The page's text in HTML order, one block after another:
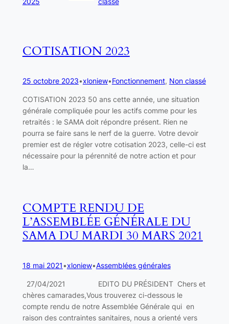
COTISATION 2023
25 octobre 2023•xloniew•Fonctionnement, Non classé
COTISATION 2023 50 ans cette année, une situation
générale compliquée pour les actifs comme pour les
retraités : le SAMA doit répondre présent. Rien ne
pourra se faire sans le nerf de la guerre. Votre devoir
premier est de régler votre cotisation 2023, celle-ci est
nécessaire pour la pérennité de notre action et pour
la…
COMPTE RENDU DE
L’ASSEMBLÉE GÉNÉRALE DU
SAMA DU MARDI 30 MARS 2021
18 mai 2021•xloniew•Assemblées générales
27/04/2021 EDITO DU PRÉSIDENT Chers et
chères camarades,Vous trouverez ci-dessous le
compte rendu de notre Assemblée Générale qui en
raison des contraintes sanitaires, nous a orienté vers